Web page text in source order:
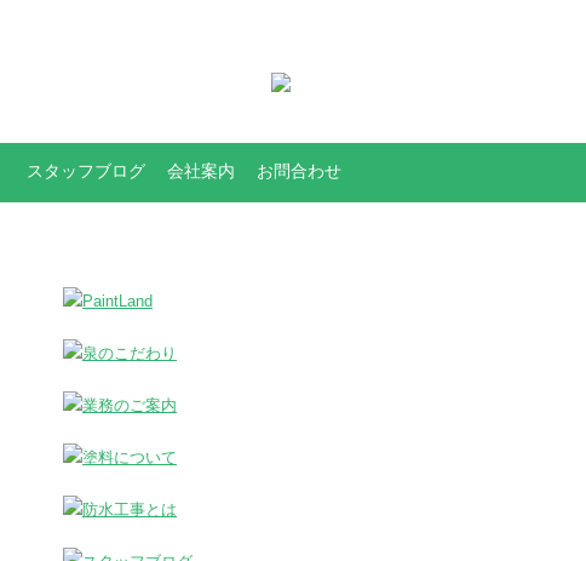
スタッフブログ 会社案内 お問合わせ